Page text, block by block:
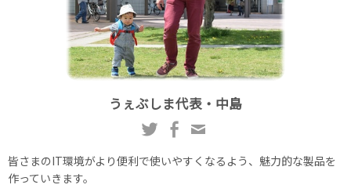
うぇぶしま代表・中島
皆さまのIT環境がより便利で使いやすくなるよう、魅力的な製品を
作っていきます。